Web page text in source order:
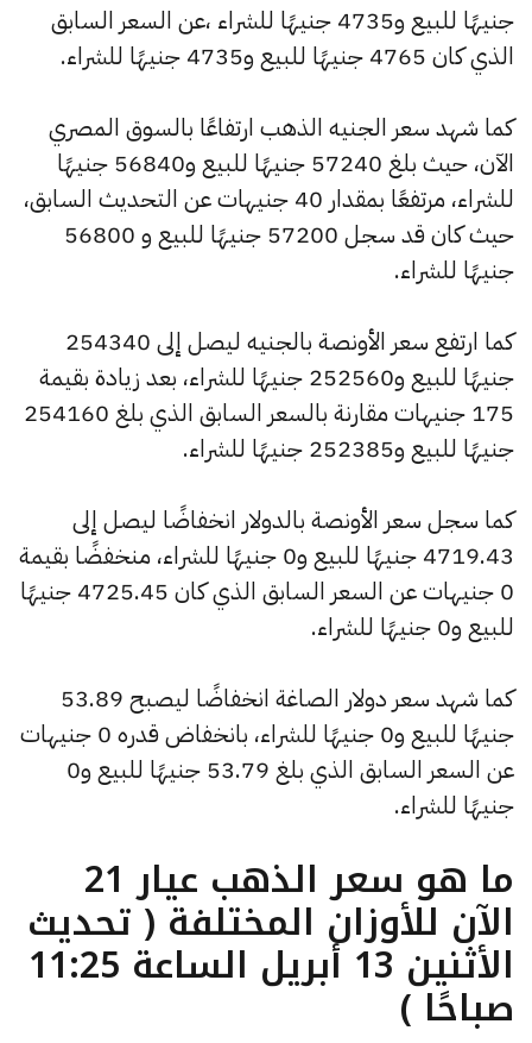
جنيهًا للبيع و4735 جنيهًا للشراء ،عن السعر السابق
الذي كان 4765 جنيهًا للبيع و4735 جنيهًا للشراء.
كما شهد سعر الجنيه الذهب ارتفاعًا بالسوق المصري
الآن، حيث بلغ 57240 جنيهًا للبيع و56840 جنيهًا
للشراء، مرتفعًا بمقدار 40 جنيهات عن التحديث السابق،
حيث كان قد سجل 57200 جنيهًا للبيع و 56800
جنيهًا للشراء.
كما ارتفع سعر الأونصة بالجنيه ليصل إلى 254340
جنيهًا للبيع و252560 جنيهًا للشراء، بعد زيادة بقيمة
175 جنيهات مقارنة بالسعر السابق الذي بلغ 254160
جنيهًا للبيع و252385 جنيهًا للشراء.
كما سجل سعر الأونصة بالدولار انخفاضًا ليصل إلى
4719.43 جنيهًا للبيع و0 جنيهًا للشراء، منخفضًا بقيمة
0 جنيهات عن السعر السابق الذي كان 4725.45 جنيهًا
للبيع و0 جنيهًا للشراء.
كما شهد سعر دولار الصاغة انخفاضًا ليصبح 53.89
جنيهًا للبيع و0 جنيهًا للشراء، بانخفاض قدره 0 جنيهات
عن السعر السابق الذي بلغ 53.79 جنيهًا للبيع و0
جنيهًا للشراء.
ما هو سعر الذهب عيار 21
الآن للأوزان المختلفة ( تحديث
الأثنين 13 أبريل الساعة 11:25
صباحًا )